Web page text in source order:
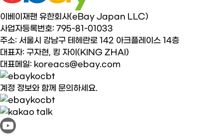
이베이재팬 유한회사(eBay Japan LLC)
사업자등록번호: 795-81-01033
주소: 서울시 강남구 테헤란로 142 아크플레이스 14층
대표자: 구자현, 킹 자이(KING ZHAI)
대표메일: koreacs@ebay.com
계정 정보와 함께 문의하세요.